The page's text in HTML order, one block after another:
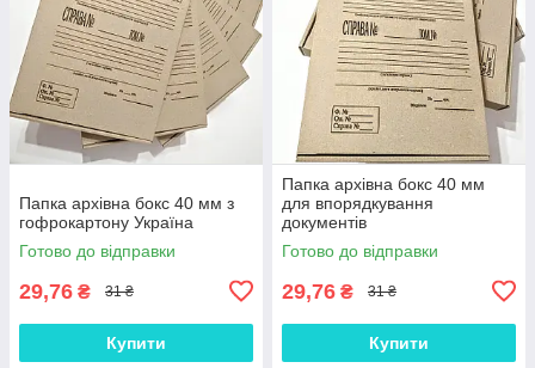
Папка архівна бокс 40 мм з
гофрокартону Україна
Готово до відправки
29,76 ₴ 31 ₴
Купити
Папка архівна бокс 40 мм
для впорядкування
документів
Готово до відправки
29,76 ₴ 31 ₴
Купити